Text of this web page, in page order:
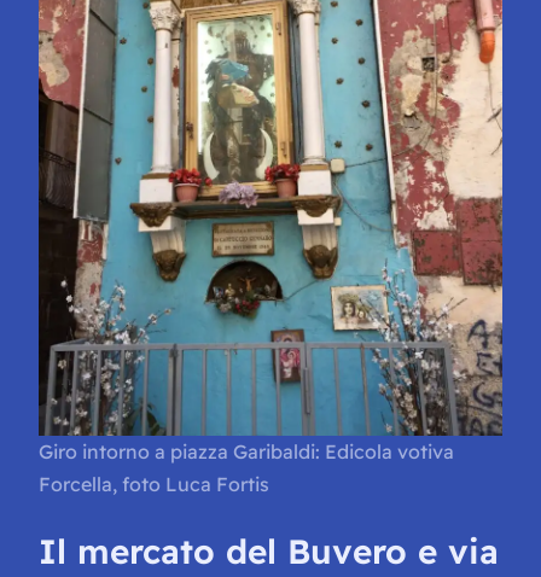
Giro intorno a piazza Garibaldi: Edicola votiva
Forcella, foto Luca Fortis
Il mercato del Buvero e via